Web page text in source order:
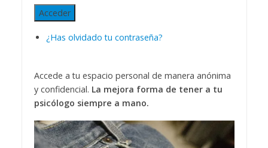
Acceder
¿Has olvidado tu contraseña?
Accede a tu espacio personal de manera anónima
y confidencial. La mejora forma de tener a tu
psicólogo siempre a mano.